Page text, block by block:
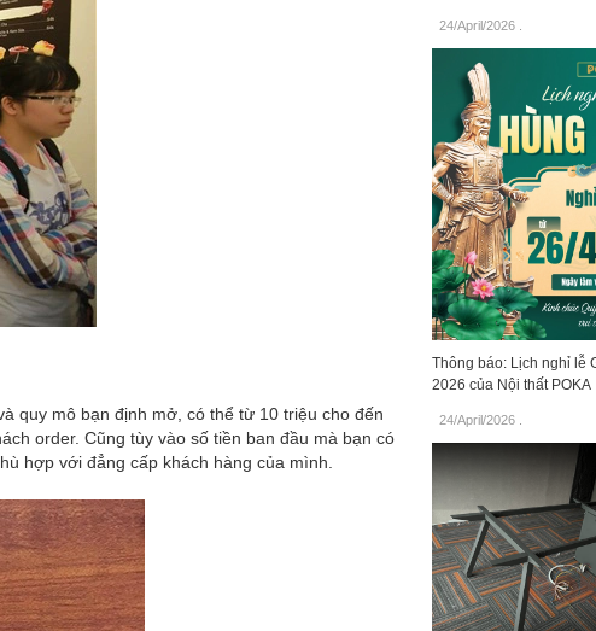
quy mô bạn định mở, có thể từ 10 triệu cho đến
order. Cũng tùy vào số tiền ban đầu mà bạn có
hợp với đẳng cấp khách hàng của mình.
24/April/2026.
Thông báo: Lịch nghỉ lễ
2026 của Nội thất POKA
24/April/2026.